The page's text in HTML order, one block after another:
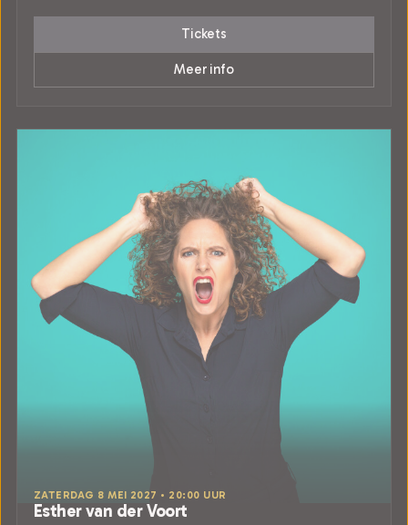
Tickets
Meer info
ZATERDAG 8 MEI 2027 • 20:00 UUR
Esther van der Voort